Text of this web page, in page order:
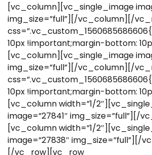
[vc_column][vc_single_image
img_size=”full”][/vc_column][/
10px !important;margin-bottom:
[vc_column][vc_single_image
img_size=”full”][/vc_column][/
10px !important;margin-bottom:
[vc_column width=”1/
image=”27841″ img_size=”full”][/
[vc_column width=”1/
image=”27838″ img_size=”full”][/
[/vc_row][vc_row